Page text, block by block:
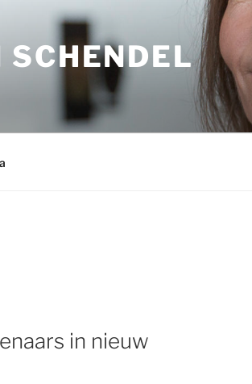
SCHENDEL
in nieuw